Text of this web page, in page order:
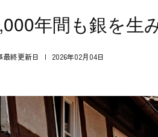
年間も銀を生
最終更新日 2026年02月04日